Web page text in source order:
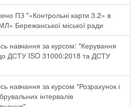
ПЗ "«Контрольні карти 3.2» в
Бережанської міської ради
навчання за курсом: "Керування
до ДСТУ ISO 31000:2018 та ДСТУ
навчання за курсом "Розрахунок і
інтервалів